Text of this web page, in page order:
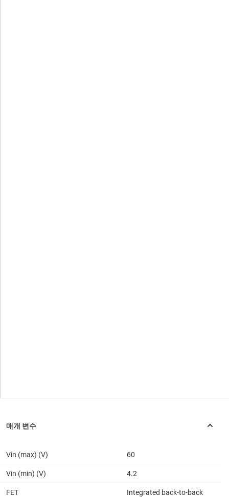
Vin (max) (V) 60
Vin (min) (V) 4.2
FET
Integrated back-to-back